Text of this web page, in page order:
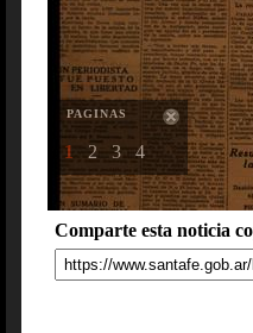
PAGINAS
1 2 3 4
Comparte esta noticia